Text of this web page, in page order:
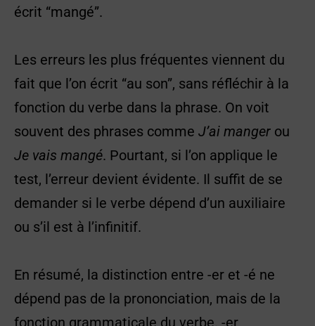
écrit “mangé”.
Les erreurs les plus fréquentes viennent du
fait que l’on écrit “au son”, sans réfléchir à la
fonction du verbe dans la phrase. On voit
souvent des phrases comme J’ai manger ou
Je vais mangé. Pourtant, si l’on applique le
test, l’erreur devient évidente. Il suffit de se
demander si le verbe dépend d’un auxiliaire
ou s’il est à l’infinitif.
En résumé, la distinction entre -er et -é ne
dépend pas de la prononciation, mais de la